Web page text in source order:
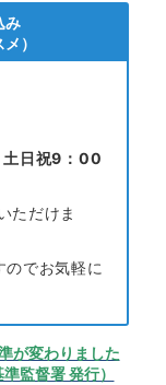
み
）
土日祝9：00
ただけま
でお気軽に
が変わりました
監督署 発行）